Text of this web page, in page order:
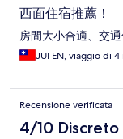
西面住宿推薦！
房間大小合適、交
JUI EN, viaggio di 4
Recensione verificata
4/10 Discreto